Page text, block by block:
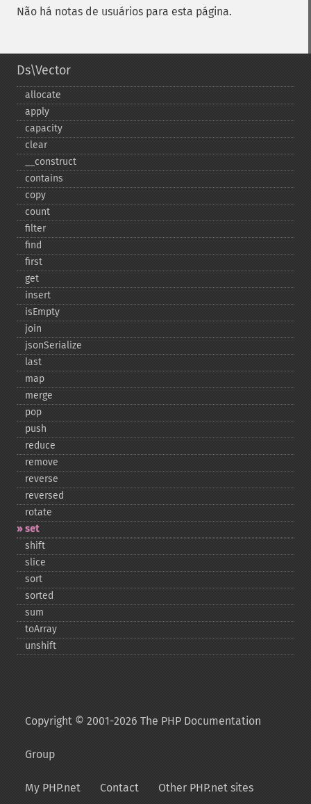
Não há notas de usuários para esta página.
Ds\Vector
allocate
apply
capacity
clear
_​_​construct
contains
copy
count
filter
find
first
get
insert
isEmpty
join
jsonSerialize
last
map
merge
pop
push
reduce
remove
reverse
reversed
rotate
set
shift
slice
sort
sorted
sum
toArray
unshift
Copyright © 2001-2026 The PHP Documentation
Group
My PHP.net Contact Other PHP.net sites